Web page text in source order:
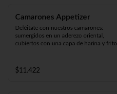
Camarones Appetizer
Deléitate con nuestros camarones:
sumergidos en un aderezo oriental,
cubiertos con una capa de harina y fritos
de cinco unidades repletas de sabor!
$11.422